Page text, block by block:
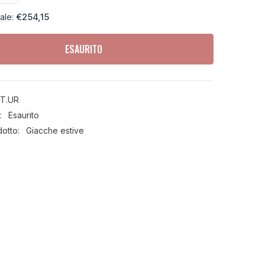
la
per
-
Estiva
Light
Red
€254,15
ESAURITO
T.UR
Esaurito
Giacche estive